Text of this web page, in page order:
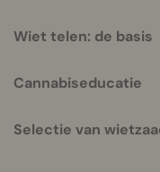
Wiet telen: de basis
Cannabiseducatie
Selectie van